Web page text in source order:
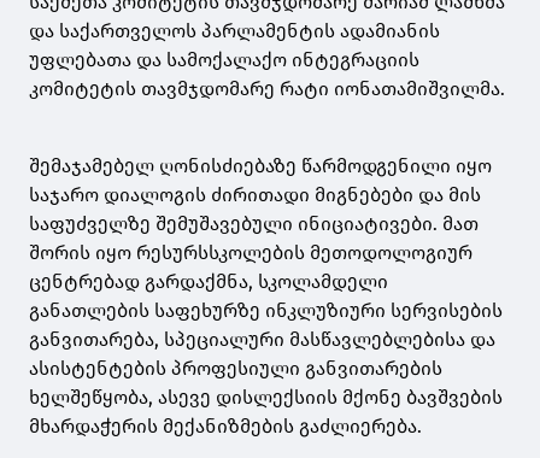
და საქართველოს პარლამენტის ადამიანის
უფლებათა და სამოქალაქო ინტეგრაციის
კომიტეტის თავმჯდომარე რატი იონათამიშვილმა.
შემაჯამებელ ღონისძიებაზე წარმოდგენილი იყო
საჯარო დიალოგის ძირითადი მიგნებები და მის
საფუძველზე შემუშავებული ინიციატივები. მათ
შორის იყო რესურსსკოლების მეთოდოლოგიურ
ცენტრებად გარდაქმნა, სკოლამდელი
განათლების საფეხურზე ინკლუზიური სერვისების
განვითარება, სპეციალური მასწავლებლებისა და
ასისტენტების პროფესიული განვითარების
ხელშეწყობა, ასევე დისლექსიის მქონე ბავშვების
მხარდაჭერის მექანიზმების გაძლიერება.